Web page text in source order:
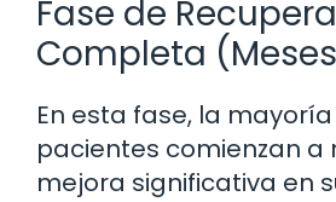
Fase de
Completa
En esta fase, la
pacientes comienzan a
mejora significativa en